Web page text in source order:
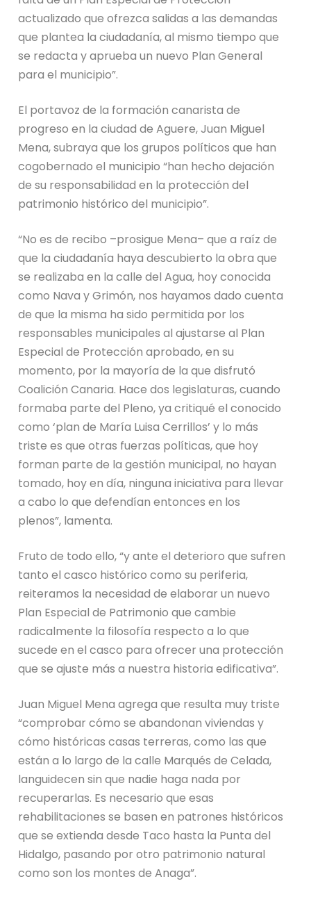
actualizado que ofrezca salidas a las demandas
que plantea la ciudadanía, al mismo tiempo que
se redacta y aprueba un nuevo Plan General
para el municipio”.
El portavoz de la formación canarista de
progreso en la ciudad de Aguere, Juan Miguel
Mena, subraya que los grupos políticos que han
cogobernado el municipio “han hecho dejación
de su responsabilidad en la protección del
patrimonio histórico del municipio”.
“No es de recibo –prosigue Mena– que a raíz de
que la ciudadanía haya descubierto la obra que
se realizaba en la calle del Agua, hoy conocida
como Nava y Grimón, nos hayamos dado cuenta
de que la misma ha sido permitida por los
responsables municipales al ajustarse al Plan
Especial de Protección aprobado, en su
momento, por la mayoría de la que disfrutó
Coalición Canaria. Hace dos legislaturas, cuando
formaba parte del Pleno, ya critiqué el conocido
como ‘plan de María Luisa Cerrillos’ y lo más
triste es que otras fuerzas políticas, que hoy
forman parte de la gestión municipal, no hayan
tomado, hoy en día, ninguna iniciativa para llevar
a cabo lo que defendían entonces en los
plenos”, lamenta.
Fruto de todo ello, “y ante el deterioro que sufren
tanto el casco histórico como su periferia,
reiteramos la necesidad de elaborar un nuevo
Plan Especial de Patrimonio que cambie
radicalmente la filosofía respecto a lo que
sucede en el casco para ofrecer una protección
que se ajuste más a nuestra historia edificativa”.
Juan Miguel Mena agrega que resulta muy triste
“comprobar cómo se abandonan viviendas y
cómo históricas casas terreras, como las que
están a lo largo de la calle Marqués de Celada,
languidecen sin que nadie haga nada por
recuperarlas. Es necesario que esas
rehabilitaciones se basen en patrones históricos
que se extienda desde Taco hasta la Punta del
Hidalgo, pasando por otro patrimonio natural
como son los montes de Anaga”.